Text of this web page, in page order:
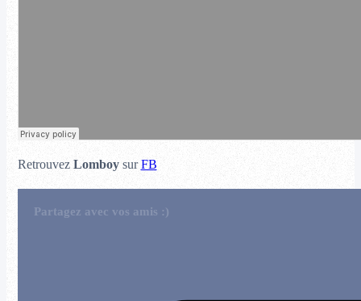
Retrouvez LomboysurFB
Partagez avec vos amis :)